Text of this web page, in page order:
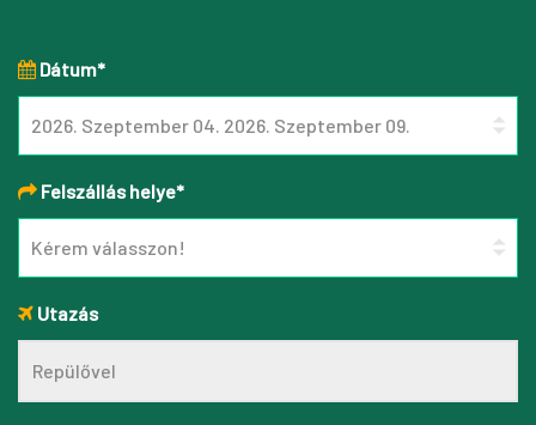
Dátum*
Felszállás helye*
Utazás